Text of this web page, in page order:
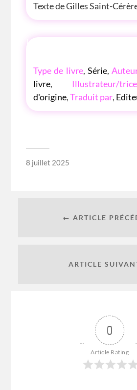
Texte de Gilles Saint-
LES P'TITES LISTES DES BIBLIOTHÈQUE
Type de livre, Série,
livre, Illustrateur/trice
d'origine,Traduit par,
8 juillet 2025
← ARTICLE
ARTICLE
0
Article Rating